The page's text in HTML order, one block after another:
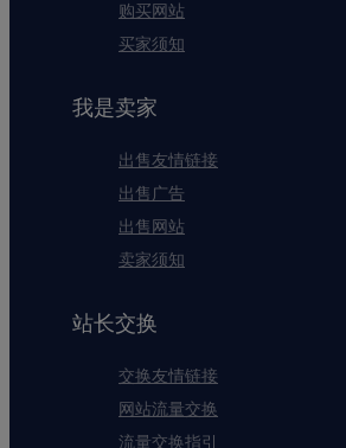
购买网站
买家须知
我是卖家
出售友情链接
出售广告
出售网站
卖家须知
站长交换
交换友情链接
网站流量交换
流量交换指引